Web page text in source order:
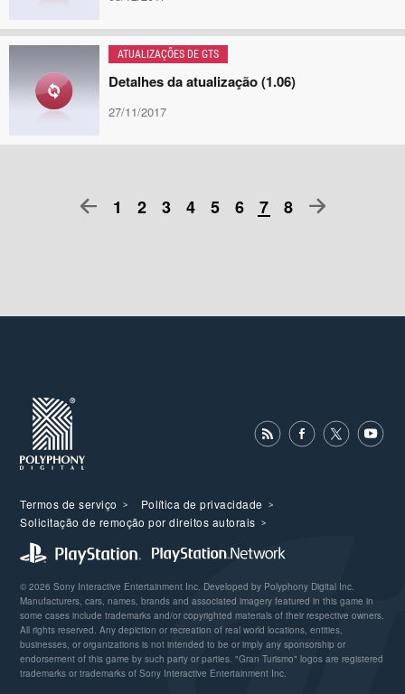
ATUALIZAÇÕES DE GTS
Detalhes da atualização (1.06)
27/11/2017
1 2 3 4 5 6 7 8
Termos de serviço
Política de privacidade
Solicitação de remoção por direitos autorais
© 2026 Sony Interactive Entertainment Inc. Developed by Polyphony Digital Inc.
Manufacturers, cars, names, brands and associated imagery featured in this game in
some cases include trademarks and/or copyrighted materials of their respective owners.
All rights reserved. Any depiction or recreation of real world locations, entities,
businesses, or organizations is not intended to be or imply any sponsorship or
endorsement of this game by such party or parties. "Gran Turismo" logos are registered
trademarks or trademarks of Sony Interactive Entertainment Inc.